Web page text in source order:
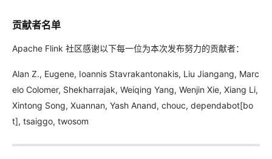
贡献者名单
Apache Flink 社区感谢以下每一位为本次发布努力的贡献者：
Alan Z., Eugene, Ioannis Stavrakantonakis, Liu Jiangang, Marc
elo Colomer, Shekharrajak, Weiqing Yang, Wenjin Xie, Xiang Li,
Xintong Song, Xuannan, Yash Anand, chouc, dependabot[bo
t], tsaiggo, twosom